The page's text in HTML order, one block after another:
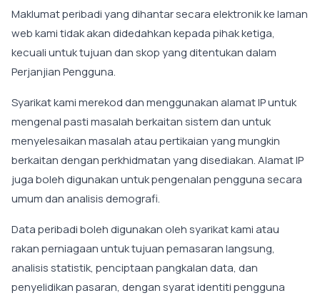
Maklumat peribadi yang dihantar secara elektronik ke laman
web kami tidak akan didedahkan kepada pihak ketiga,
kecuali untuk tujuan dan skop yang ditentukan dalam
Perjanjian Pengguna.
Syarikat kami merekod dan menggunakan alamat IP untuk
mengenal pasti masalah berkaitan sistem dan untuk
menyelesaikan masalah atau pertikaian yang mungkin
berkaitan dengan perkhidmatan yang disediakan. Alamat IP
juga boleh digunakan untuk pengenalan pengguna secara
umum dan analisis demografi.
Data peribadi boleh digunakan oleh syarikat kami atau
rakan perniagaan untuk tujuan pemasaran langsung,
analisis statistik, penciptaan pangkalan data, dan
penyelidikan pasaran, dengan syarat identiti pengguna